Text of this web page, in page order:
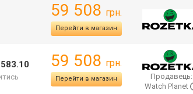
59 508 грн.
Перейти в магазин
59 508 грн.
Перейти в магазин
Продавець:
Watch Planet